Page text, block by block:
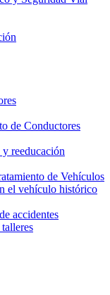
de Conductores
reeducación
de Vehículos
el vehículo histórico
accidentes